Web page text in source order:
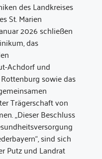
des Landkreises
St. Marien
2026 schließen
das
Achdorf und
sowie das
Trägerschaft von
„Dieser Beschluss
sind sich
Putz und Landrat